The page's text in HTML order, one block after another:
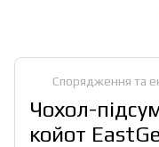
Спорядження та
Чохол-
койот